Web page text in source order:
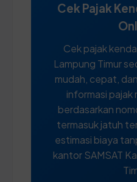
Cek Pajak
Cek pajak
Lampung Timur
mudah, cepat,
informasi pajak
berdasarkan
termasuk jatuh
estimasi biaya
kantor SAMSAT